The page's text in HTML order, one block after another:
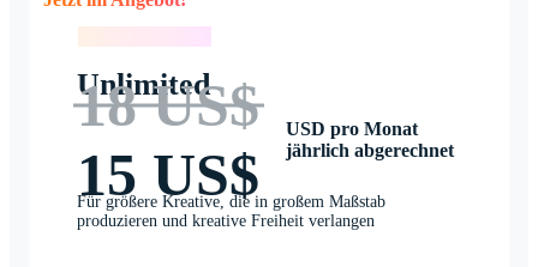
Unlimited
18 US$
15 US$
USD pro Monat
jährlich abgerechnet
Für größere Kreative, die in großem Maßstab
produzieren und kreative Freiheit verlangen